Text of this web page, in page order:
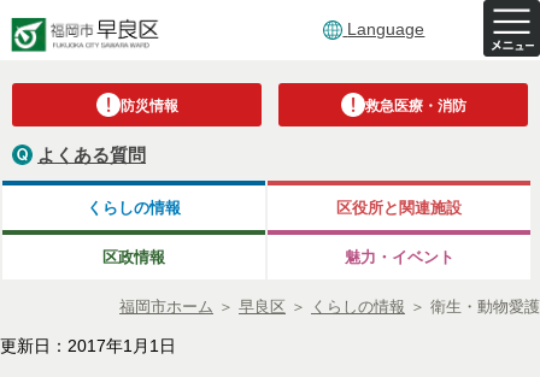
Language
防災情報 救急医療・消防
よくある質問
くらしの情報 区役所と関連施設
区政情報 魅力・イベント
福岡市ホーム ＞ 早良区 ＞ くらしの情報 ＞ 衛生・動物愛護
更新日：2017年1月1日